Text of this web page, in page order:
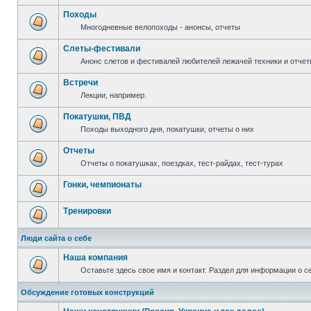
Походы
Многодневные велопоходы - анонсы, отчеты
Слеты-фестивали
Анонс слетов и фестивалей любителей лежачей техники и
Встречи
Лекции, например.
Покатушки, ПВД
Походы выходного дня, покатушки, отчеты о них
Отчеты
Отчеты о покатушках, поездках, тест-райдах, тест-турах
Гонки, чемпионаты
Тренировки
Люди сайта о себе
Наша компания
Оставьте здесь свое имя и контакт. Раздел для информации о
Обсуждение готовых конструкций